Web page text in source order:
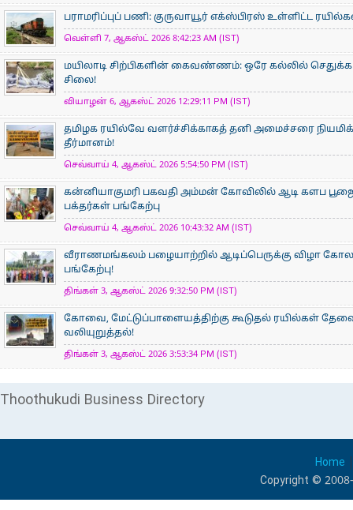
பராமரிப்புப் பணி: குருவாயூர் எக்ஸ்பிரஸ் உள்ளிட்ட
வெள்ளி 7, ஆகஸ்ட் 2026 8:42:23 AM (IST)
மயிலாடி சிற்பிகளின் கைவண்ணம்: ஒரே கல்லில்
சிலை!
வியாழன் 6, ஆகஸ்ட் 2026 12:29:11 PM (IST)
தமிழக ரயில்வே வளர்ச்சிக்காகத் தனி அமைச்சரை
தீர்மானம்!
செவ்வாய் 4, ஆகஸ்ட் 2026 5:54:50 PM (IST)
கன்னியாகுமரி பகவதி அம்மன் கோவிலில் ஆடி களப
பக்தர்கள் பங்கேற்பு
செவ்வாய் 4, ஆகஸ்ட் 2026 10:43:32 AM (IST)
வீராணமங்கலம் பழையாற்றில் ஆடிப்பெருக்கு விழா
பங்கேற்பு!
திங்கள் 3, ஆகஸ்ட் 2026 9:32:50 PM (IST)
கோவை, மேட்டுப்பாளையத்திற்கு கூடுதல் ரயில்கள்
வலியுறுத்தல்!
திங்கள் 3, ஆகஸ்ட் 2026 3:53:34 PM (IST)
Thoothukudi Business Directory
Home
Copyright ©